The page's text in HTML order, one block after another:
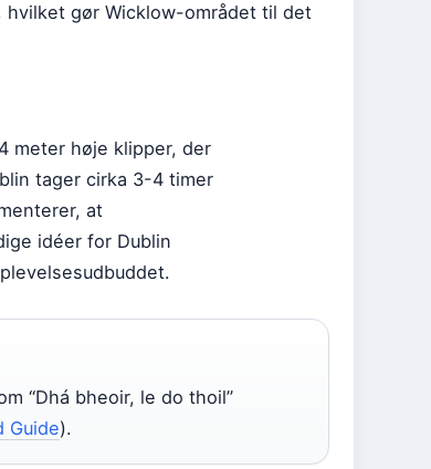
hvilket gør Wicklow-området til det
meter høje klipper, der
tager cirka 3-4 timer
at
idéer for Dublin
“Dhá bheoir, le do thoil”
Guide).